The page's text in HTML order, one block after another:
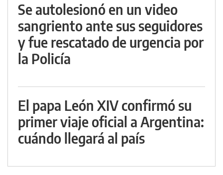
Se autolesionó en un video
sangriento ante sus seguidores
y fue rescatado de urgencia por
la Policía
El papa León XIV confirmó su
primer viaje oficial a Argentina:
cuándo llegará al país